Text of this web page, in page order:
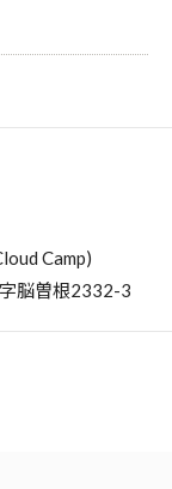
Camp)
脳曽根2332-3